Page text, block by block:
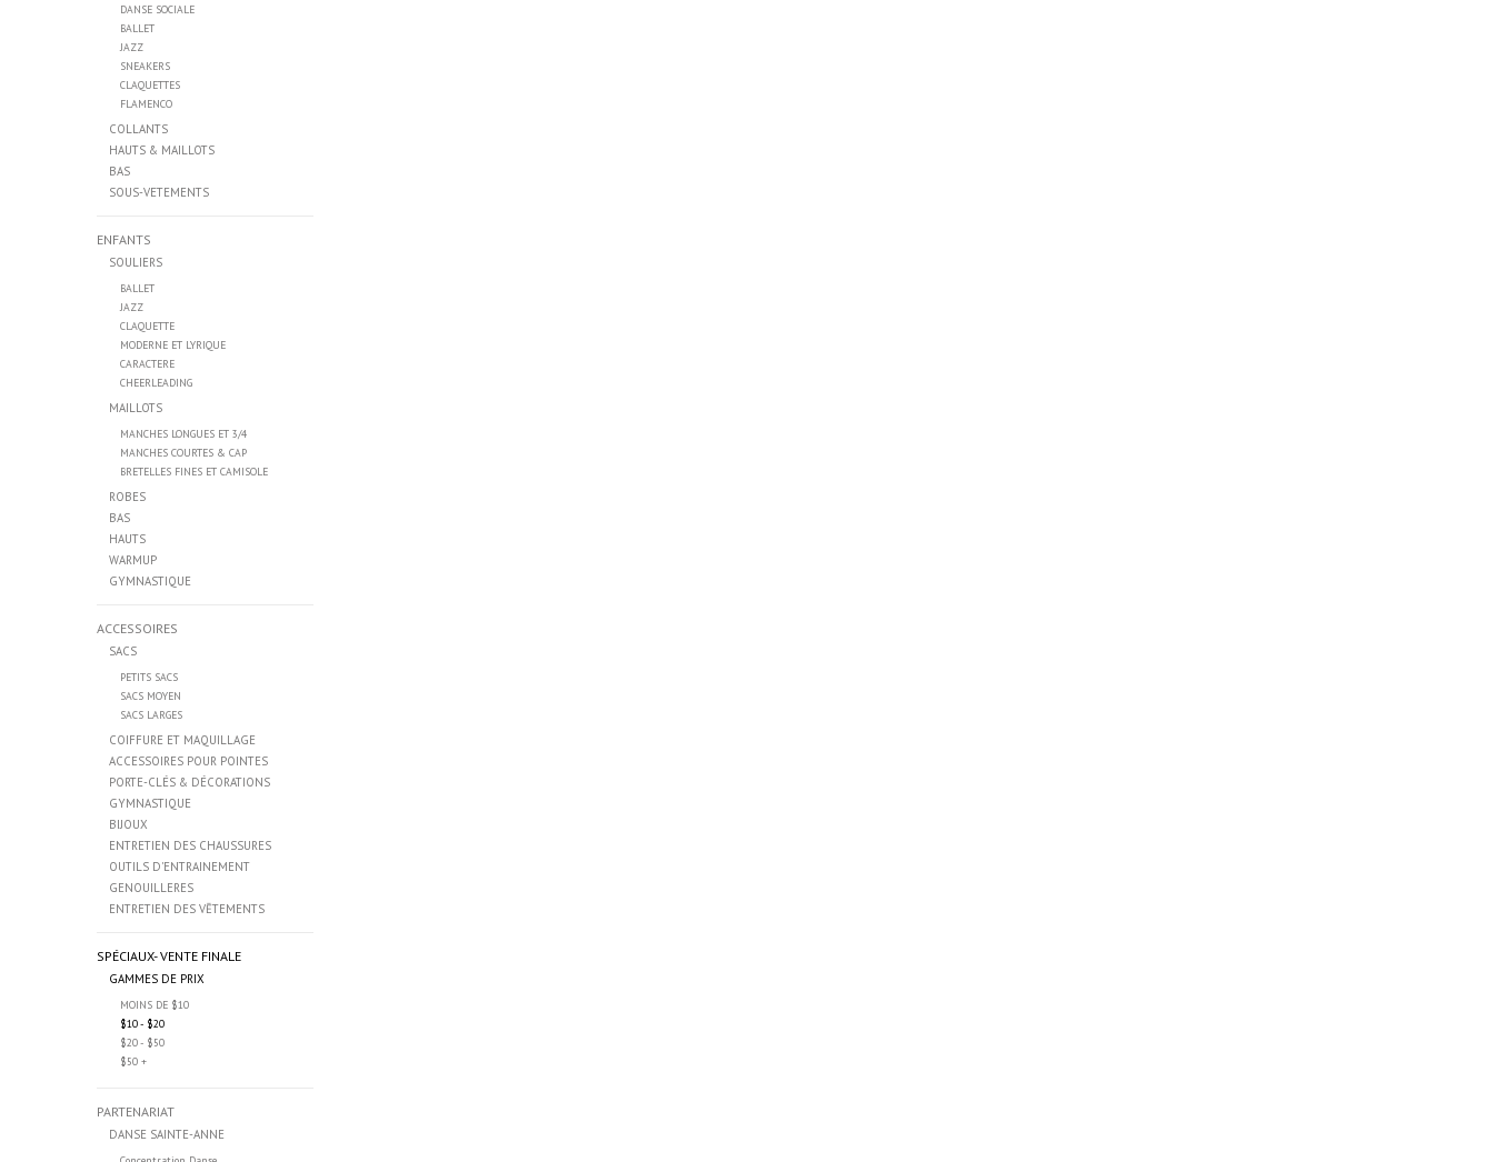
DANSE SOCIALE
BALLET
JAZZ
SNEAKERS
CLAQUETTES
FLAMENCO
COLLANTS
HAUTS & MAILLOTS
BAS
SOUS-VETEMENTS
ENFANTS
SOULIERS
BALLET
JAZZ
CLAQUETTE
MODERNE ET LYRIQUE
CARACTERE
CHEERLEADING
MAILLOTS
MANCHES LONGUES ET 3/4
MANCHES COURTES & CAP
BRETELLES FINES ET CAMISOLE
ROBES
BAS
HAUTS
WARMUP
GYMNASTIQUE
ACCESSOIRES
SACS
PETITS SACS
SACS MOYEN
SACS LARGES
COIFFURE ET MAQUILLAGE
ACCESSOIRES POUR POINTES
PORTE-CLÉS & DÉCORATIONS
GYMNASTIQUE
BIJOUX
ENTRETIEN DES CHAUSSURES
OUTILS D'ENTRAINEMENT
GENOUILLERES
ENTRETIEN DES VĒTEMENTS
SPÉCIAUX- VENTE FINALE
GAMMES DE PRIX
MOINS DE $10
$10 - $20
$20 - $50
$50 +
PARTENARIAT
DANSE SAINTE-ANNE